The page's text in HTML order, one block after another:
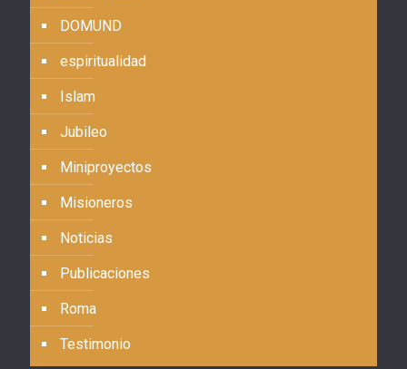
DOMUND
espiritualidad
Islam
Jubileo
Miniproyectos
Misioneros
Noticias
Publicaciones
Roma
Testimonio